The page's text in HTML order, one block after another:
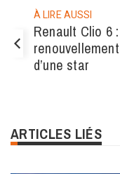
À LIRE AUSSI
Renault Clio 6
renouvellement
d’une star
ARTICLES LIÉS